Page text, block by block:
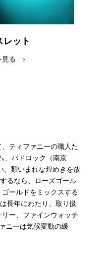
レット
見る
ティファニーの職人た
、パドロック（南京
。類いまれな煌めきを放
るなら、ローズゴール
ールドをミックスする
長年にわたり、取り扱
ー、ファインウォッチ
ニーは気候変動の緩